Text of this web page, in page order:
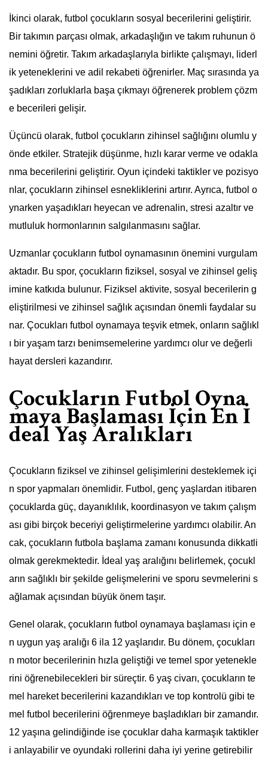
İkinci olarak, futbol çocukların sosyal becerilerini geliştirir.
Bir takımın parçası olmak, arkadaşlığın ve takım ruhunun ö
nemini öğretir. Takım arkadaşlarıyla birlikte çalışmayı, liderl
ik yeteneklerini ve adil rekabeti öğrenirler. Maç sırasında ya
şadıkları zorluklarla başa çıkmayı öğrenerek problem çözm
e becerileri gelişir.
Üçüncü olarak, futbol çocukların zihinsel sağlığını olumlu y
önde etkiler. Stratejik düşünme, hızlı karar verme ve odakla
nma becerilerini geliştirir. Oyun içindeki taktikler ve pozisyo
nlar, çocukların zihinsel esnekliklerini artırır. Ayrıca, futbol o
ynarken yaşadıkları heyecan ve adrenalin, stresi azaltır ve
mutluluk hormonlarının salgılanmasını sağlar.
Uzmanlar çocukların futbol oynamasının önemini vurgulam
aktadır. Bu spor, çocukların fiziksel, sosyal ve zihinsel geliş
imine katkıda bulunur. Fiziksel aktivite, sosyal becerilerin g
eliştirilmesi ve zihinsel sağlık açısından önemli faydalar su
nar. Çocukları futbol oynamaya teşvik etmek, onların sağlıkl
ı bir yaşam tarzı benimsemelerine yardımcı olur ve değerli
hayat dersleri kazandırır.
Çocukların Futbol Oyna
maya Başlaması İçin En İ
deal Yaş Aralıkları
Çocukların fiziksel ve zihinsel gelişimlerini desteklemek içi
n spor yapmaları önemlidir. Futbol, genç yaşlardan itibaren
çocuklarda güç, dayanıklılık, koordinasyon ve takım çalışm
ası gibi birçok beceriyi geliştirmelerine yardımcı olabilir. An
cak, çocukların futbola başlama zamanı konusunda dikkatli
olmak gerekmektedir. İdeal yaş aralığını belirlemek, çocukl
arın sağlıklı bir şekilde gelişmelerini ve sporu sevmelerini s
ağlamak açısından büyük önem taşır.
Genel olarak, çocukların futbol oynamaya başlaması için e
n uygun yaş aralığı 6 ila 12 yaşlarıdır. Bu dönem, çocukları
n motor becerilerinin hızla geliştiği ve temel spor yetenekle
rini öğrenebilecekleri bir süreçtir. 6 yaş civarı, çocukların te
mel hareket becerilerini kazandıkları ve top kontrolü gibi te
mel futbol becerilerini öğrenmeye başladıkları bir zamandır.
12 yaşına gelindiğinde ise çocuklar daha karmaşık taktikler
i anlayabilir ve oyundaki rollerini daha iyi yerine getirebilir